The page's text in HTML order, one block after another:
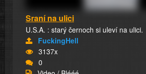
Sraní na ulici
U.S.A. : starý černoch si uleví na ulici.
FuckingHell
3137x
0